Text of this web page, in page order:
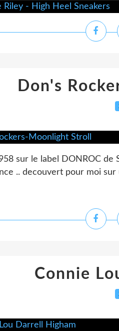
Don's
sur le label DONROC de
.. decouvert pour moi sur
Connie